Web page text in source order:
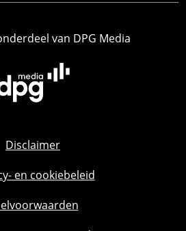
van DPG Media
Disclaimer
en cookiebeleid